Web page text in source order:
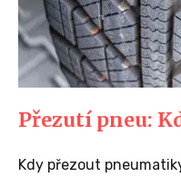
Přezutí pneu:
Kdy přezout